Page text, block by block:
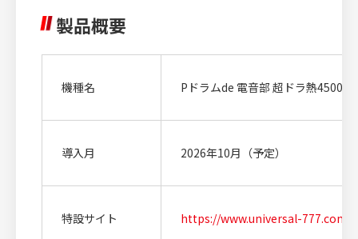
製品概要
機種名 Pドラムde 電音部 超ドラ熱
導入月 2026年10月（予定）
特設サイト https://www.universal-